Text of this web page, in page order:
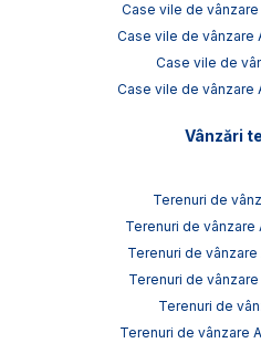
Case vile de
Case vile de vânzare
Case vile de
Case vile de vânzare
Vânzări
Terenuri de
Terenuri de vânzare
Terenuri de vânzare
Terenuri de
Terenuri de
Terenuri de vânzare